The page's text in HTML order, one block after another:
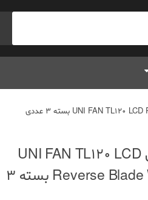
فن کیس لیان لی UNI FAN TL120 LCD
Reverse Blade Wireless White بسته 3